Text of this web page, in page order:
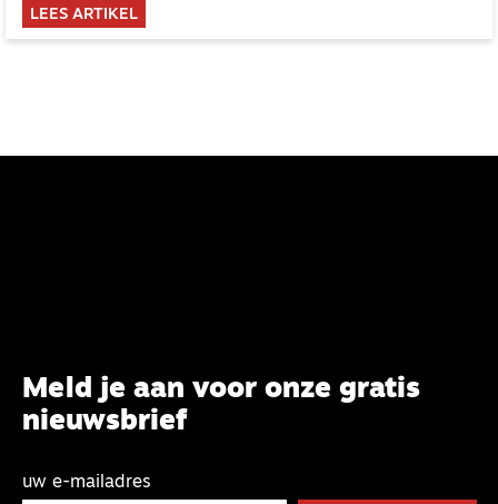
LEES ARTIKEL
Meld je aan voor onze gratis
nieuwsbrief
uw e-mailadres